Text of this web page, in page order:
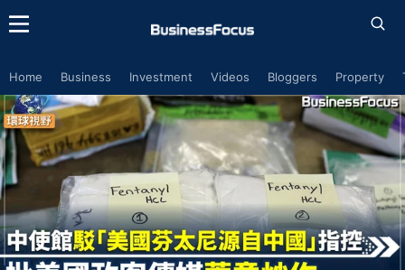
Home Business Investment Videos Bloggers Property